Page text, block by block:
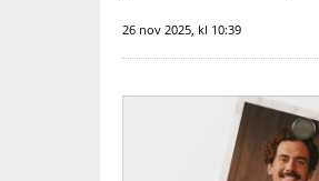
26 nov 2025, kl 10:39